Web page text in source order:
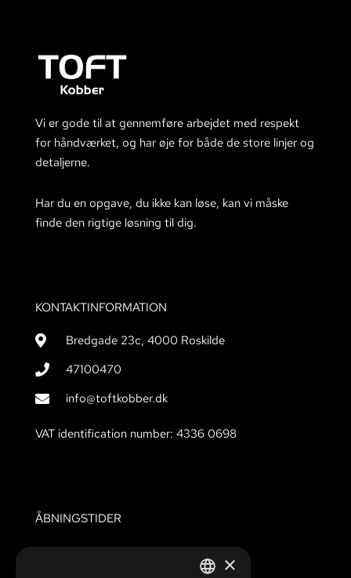
Vi er gode til at gennemføre arbejdet med respekt
for håndværket, og har øje for både de store linjer og
detaljerne.
Har du en opgave, du ikke kan løse, kan vi måske
finde den rigtige løsning til dig.
KONTAKTINFORMATION
Bredgade 23c, 4000 Roskilde
47100470
info@toftkobber.dk
VAT identification number: 4336 0698
ÅBNINGSTIDER
Mandag – Fredag:07.00 til 16.00
×